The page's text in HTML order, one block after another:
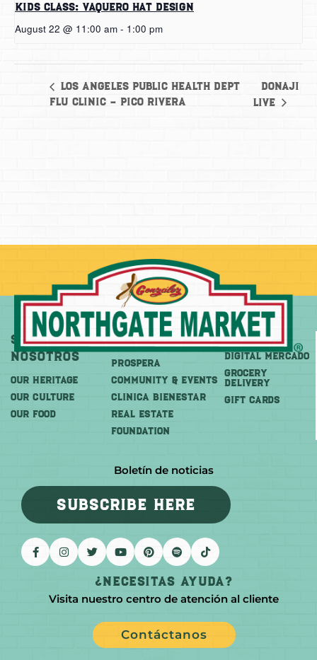
Kids Class: Vaquero Hat Design
August 22 @ 11:00 am - 1:00 pm
Los Angeles Public Health Dept
Flu Clinic – Pico Rivera
Donaji
Live
Sobre
Nosotros
OUR HERITAGE
OUR CULTURE
OUR FOOD
Más
PROSPERA
COMMUNITY & EVENTS
CLINICA BIENESTAR
REAL ESTATE
FOUNDATION
Comprar
DIGITAL MERCADO
Grocery
Delivery
GIFT CARDS
Boletín de noticias
SUBSCRIBE HERE
¿Necesitas Ayuda?
Visita nuestro centro de atención al cliente
Contáctanos